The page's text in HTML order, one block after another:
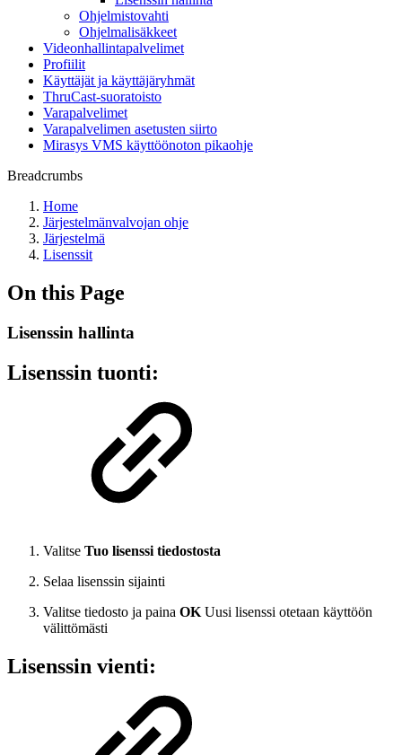
Ohjelmistovahti
Ohjelmalisäkkeet
Videonhallintapalvelimet
Profiilit
Käyttäjät ja käyttäjäryhmät
ThruCast-suoratoisto
Varapalvelimet
Varapalvelimen asetusten siirto
Mirasys VMS käyttöönoton pikaohje
Breadcrumbs
Home
Järjestelmänvalvojan ohje
Järjestelmä
Lisenssit
On this Page
Lisenssin hallinta
Lisenssin tuonti:
Valitse Tuo lisenssi tiedostosta
Selaa lisenssin sijainti
Valitse tiedosto ja paina OK Uusi lisenssi otetaan käyttöön
välittömästi
Lisenssin vienti: